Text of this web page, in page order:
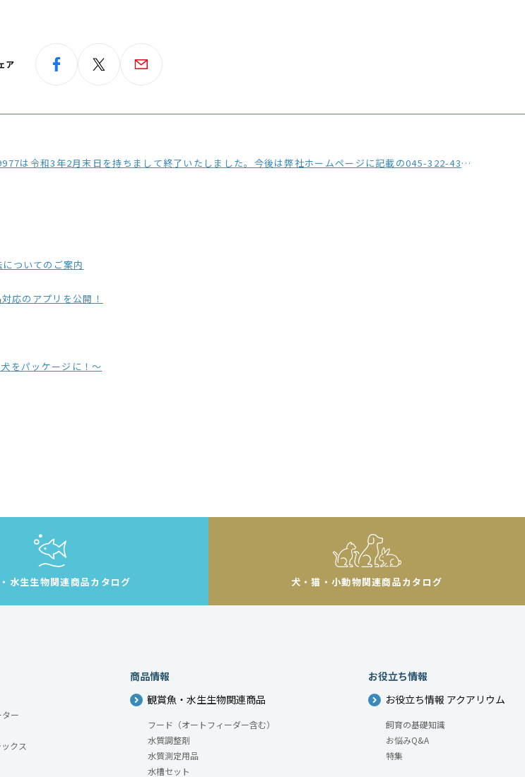
ア
ちまして終了いたしました。今後は弊社ホームページに記載の045-322-4330をご利用ください。※おかけ間違いにご注意ください。
ついてのご案内
応のアプリを公開！
をパッケージに！～
水生生物関連商品カタログ 犬・猫・小動物関連商品カタログ
ー
クス
商品情報
観賞魚・水生生物関連商品
フード（オートフィーダー含む）
水質調整剤
水質測定用品
水槽セット
お役立ち情報
お役立ち情報 アクアリウム
飼育の基礎知識
お悩みQ&A
特集